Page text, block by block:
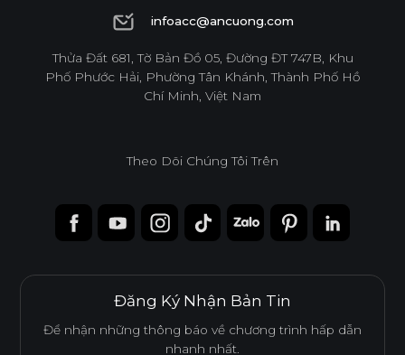
1900 6944
infoacc@ancuong.com
infoacc@ancuong.com
Thửa Đất 681, Tờ Bản Đồ 05, Đường ĐT 747B, Khu
Phố Phước Hải, Phường Tân Khánh, Thành Phố Hồ
Chí Minh, Việt Nam
Theo Dõi Chúng Tôi Trên
Đăng Ký Nhận Bản Tin
Để nhận những thông báo về chương trình hấp dẫn
nhanh nhất.